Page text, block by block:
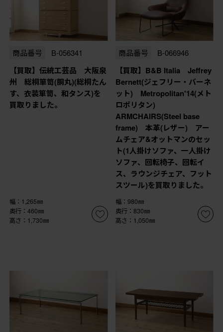
商品番号 B-056341
【買取】伝統工芸品 大阪泉
州 総桐箪笥(胴丸)(総桐たん
す、衣装箪笥、和タンス)を
買取りました。
幅：1,265㎜
奥行：460㎜
高さ：1,730㎜
商品番号 B-066946
【買取】B&B Italia Jeffrey
Bernett(ジェフリー・バーネ
ット) Metropolitan'14(メト
ロポリタン)
ARMCHAIRS(Steel base
frame) 本革(レザー) アー
ムチェア&オットマンのセッ
ト(1人掛けソファ、一人掛け
ソファ、回転椅子、回転イ
ス、ラウンジチェア、フット
スツール)を買取りました。
幅：980㎜
奥行：830㎜
高さ：1,050㎜